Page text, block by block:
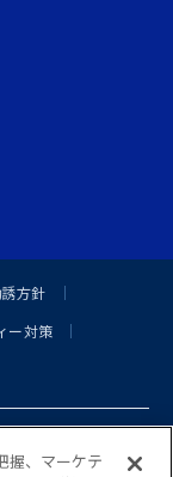
方針
ー対策
握、マーケテ